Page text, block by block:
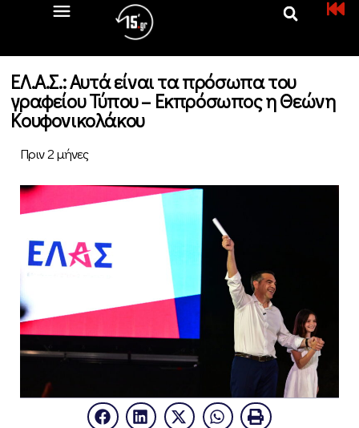
ΕΛ.Α.Σ.: Αυτά είναι τα πρόσωπα του
γραφείου Τύπου – Εκπρόσωπος η Θεώνη
Κουφονικολάκου
Πριν 2 μήνες